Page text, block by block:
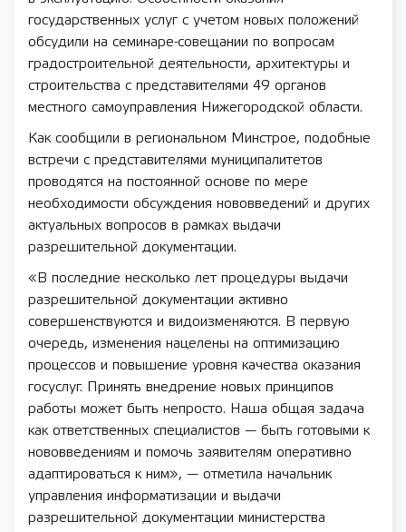
государственных услуг с учетом новых положений
обсудили на семинаре-совещании по вопросам
градостроительной деятельности, архитектуры и
строительства с представителями 49 органов
местного самоуправления Нижегородской области.
Как сообщили в региональном Минстрое, подобные
встречи с представителями муниципалитетов
проводятся на постоянной основе по мере
необходимости обсуждения нововведений и других
актуальных вопросов в рамках выдачи
разрешительной документации.
«В последние несколько лет процедуры выдачи
разрешительной документации активно
совершенствуются и видоизменяются. В первую
очередь, изменения нацелены на оптимизацию
процессов и повышение уровня качества оказания
госуслуг. Принять внедрение новых принципов
работы может быть непросто. Наша общая задача
как ответственных специалистов — быть готовыми к
нововведениям и помочь заявителям оперативно
адаптироваться к ним», — отметила начальник
управления информатизации и выдачи
разрешительной документации министерства